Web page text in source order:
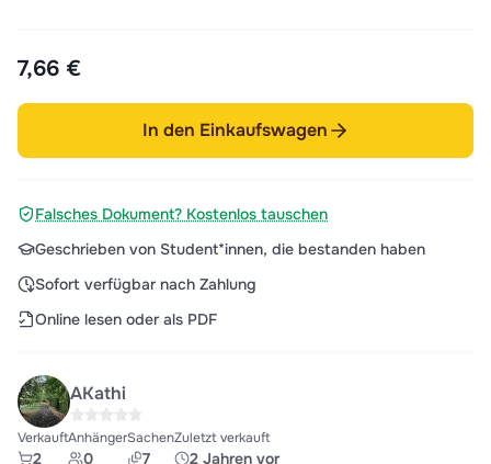
7,66 €
In den Einkaufswagen
Falsches Dokument? Kostenlos tauschen
Geschrieben von Student*innen, die bestanden haben
Sofort verfügbar nach Zahlung
Online lesen oder als PDF
AKathi
Verkauft
2
Anhänger
0
Sachen
7
Zuletzt verkauft
2 Jahren vor